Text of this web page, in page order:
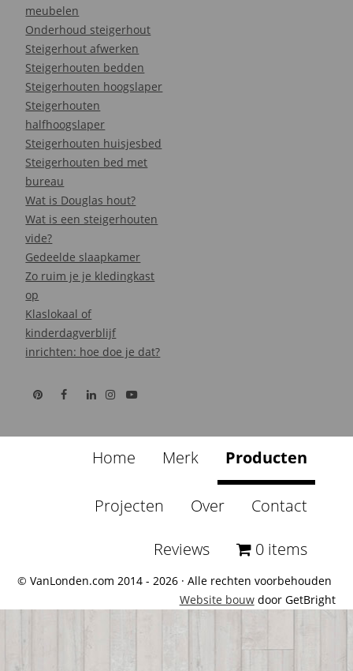
meubelen
Onderhoud steigerhout
Steigerhout afwerken
Steigerhouten bedden
Steigerhouten hoogslaper
Steigerhouten
halfhoogslaper
Steigerhouten huisjesbed
Steigerhouten bed met
bureau
Wat is Douglas hout?
Wat is een steigerhouten
vide?
Gedeelde slaapkamer
Zo ruim je je kledingkast
op
Klaslokaal of
kinderdagverblijf
inrichten: hoe doe je dat?
Home Merk Producten
Projecten Over Contact
Reviews 0 items
© VanLonden.com 2014 - 2026 · Alle rechten voorbehouden
Website bouwdoor GetBright